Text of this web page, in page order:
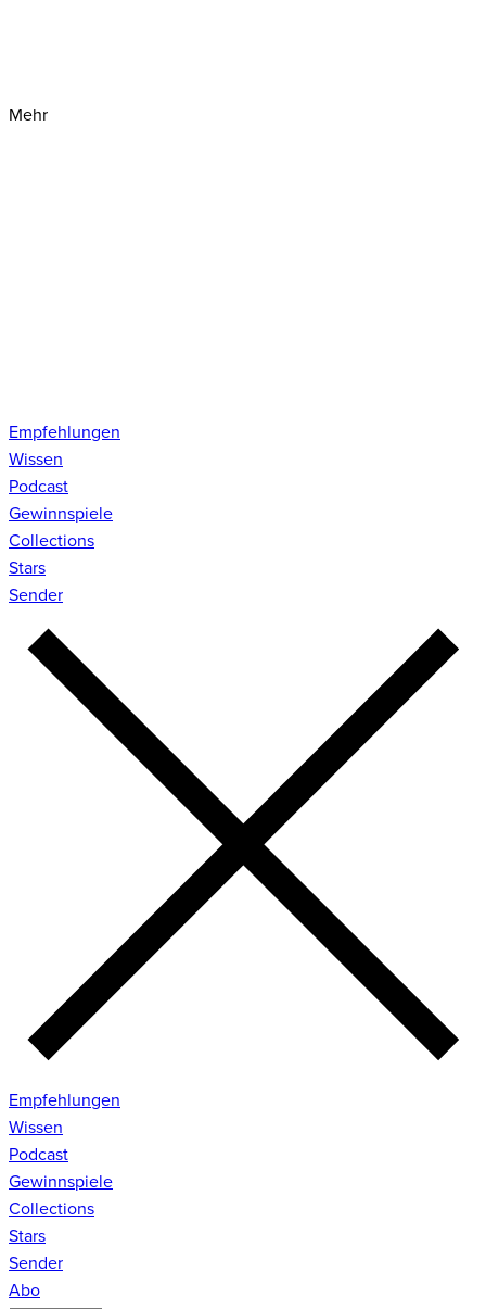
Mehr
Empfehlungen
Wissen
Podcast
Gewinnspiele
Collections
Stars
Sender
Empfehlungen
Wissen
Podcast
Gewinnspiele
Collections
Stars
Sender
Abo